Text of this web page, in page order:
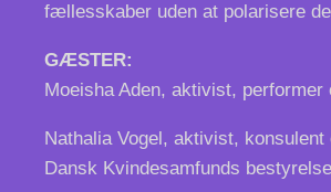
fællesskaber uden at polarisere
GÆSTER:
Moeisha Aden, aktivist, performer
Nathalia Vogel, aktivist, konsulent
Dansk Kvindesamfunds bestyrelse